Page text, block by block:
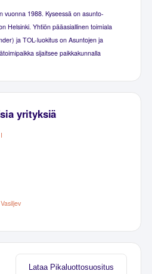
vuonna 1988. Kyseessä on asunto-
Helsinki. Yhtiön pääasiallinen toimiala
ja TOL-luokitus on Asuntojen ja
sijaitsee paikkakunnalla
yrityksiä
Lataa Pikaluottosuositus